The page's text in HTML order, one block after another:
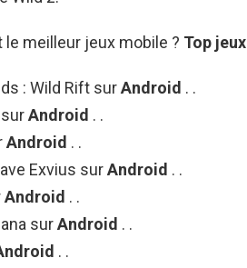
le meilleur jeux mobile ? Top jeux
: Wild Rift surAndroid . .
Android . .
Android . .
Exvius surAndroid . .
Android . .
surAndroid . .
. .